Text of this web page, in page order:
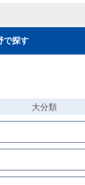
で探す
大分類